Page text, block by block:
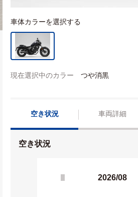
車体カラーを選択する
現在選択中のカラー つや消黒
空き状況 車両詳細
空き状況
2026/08